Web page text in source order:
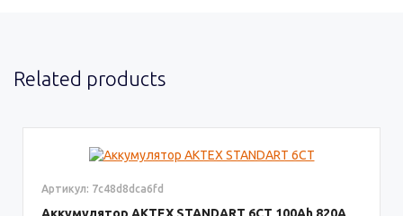
Related products
Артикул: 7c48d8dca6fd
Аккумулятор AКТЕХ STANDART 6СТ 100 820